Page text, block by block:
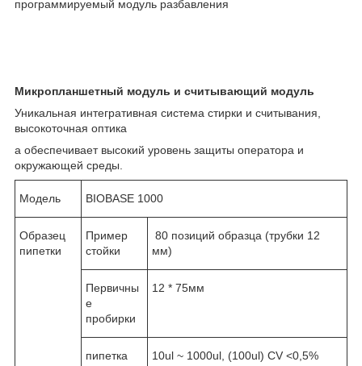
программируемый модуль разбавления
Микропланшетный модуль и считывающий модуль
Уникальная интегративная система стирки и считывания,
высокоточная оптика
а обеспечивает высокий уровень защиты оператора и
окружающей среды.
Модель BIOBASE 1000
Образец
пипетки
Пример
стойки
80 позиций образца (трубки 12
мм)
Первичны
е
пробирки
12 * 75мм
пипетка 10ul ~ 1000ul, (100ul) CV <0,5%